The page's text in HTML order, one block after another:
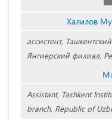
Халилов
ассистент,
Янгиерский филиал,
Assistant, Tashkent
branch, Republic of